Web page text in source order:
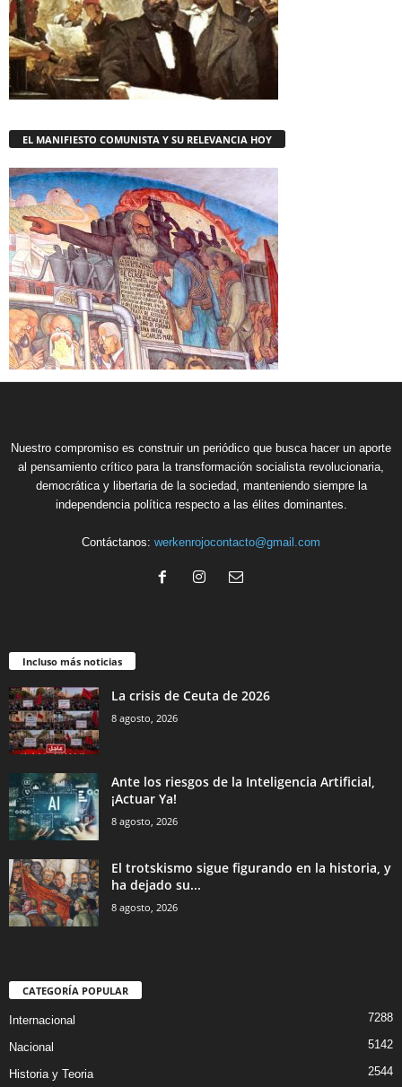
EL MANIFIESTO COMUNISTA Y SU RELEVANCIA HOY
Nuestro compromiso es construir un periódico que busca hacer un aporte
al pensamiento crítico para la transformación socialista revolucionaria,
democrática y libertaria de la sociedad, manteniendo siempre la
independencia política respecto a las élites dominantes.
Contáctanos: werkenrojocontacto@gmail.com
Incluso más noticias
La crisis de Ceuta de 2026
8 agosto, 2026
Ante los riesgos de la Inteligencia Artificial,
¡Actuar Ya!
8 agosto, 2026
El trotskismo sigue figurando en la historia, y
ha dejado su...
8 agosto, 2026
CATEGORÍA POPULAR
Internacional 7288
Nacional 5142
Historia y Teoria 2544